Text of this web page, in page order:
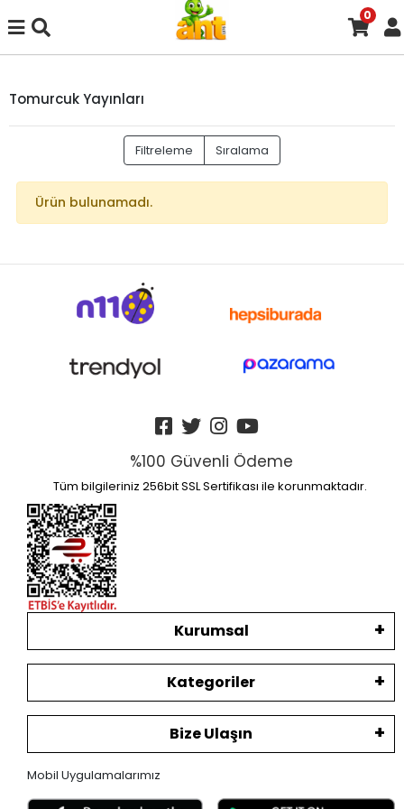
0
Tomurcuk Yayınları
Filtreleme Sıralama
Ürün bulunamadı.
%100 Güvenli Ödeme
Tüm bilgileriniz 256bit SSL Sertifikası ile korunmaktadır.
Kurumsal
Kategoriler
Bize Ulaşın
Mobil Uygulamalarımız